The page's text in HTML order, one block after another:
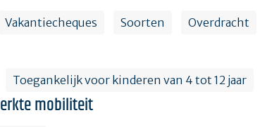
Vakantiecheques Soorten Overdracht
Toegankelijk voor kinderen van 4 tot 12 jaar
mobiliteit